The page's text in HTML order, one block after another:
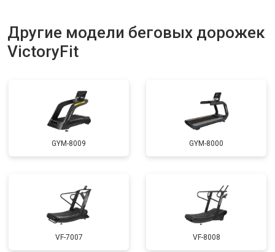
Другие модели беговых дорожек
VictoryFit
GYM-8009 GYM-8000
VF-7007 VF-8008